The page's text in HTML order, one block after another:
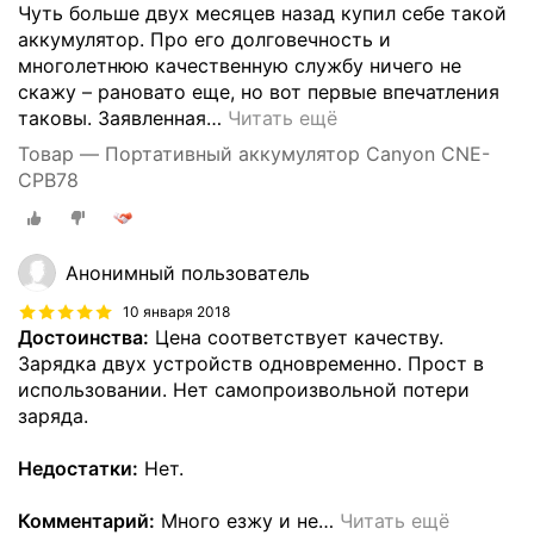
Чуть больше двух месяцев назад купил себе такой
аккумулятор. Про его долговечность и
многолетнюю качественную службу ничего не
скажу – рановато еще, но вот первые впечатления
таковы. Заявленная… Читать ещё
Товар — Портативный аккумулятор Canyon CNE-
CPB78
Анонимный пользователь
10 января 2018
Достоинства: Цена соответствует качеству.
Зарядка двух устройств одновременно. Прост в
использовании. Нет самопроизвольной потери
заряда.
Недостатки: Нет.
Комментарий: Много езжу и не… Читать ещё